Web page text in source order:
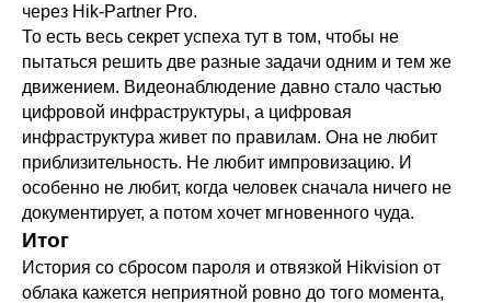
через Hik-Partner Pro.
То есть весь секрет успеха тут в том, чтобы не
пытаться решить две разные задачи одним и тем же
движением. Видеонаблюдение давно стало частью
цифровой инфраструктуры, а цифровая
инфраструктура живет по правилам. Она не любит
приблизительность. Не любит импровизацию. И
особенно не любит, когда человек сначала ничего не
документирует, а потом хочет мгновенного чуда.
Итог
История со сбросом пароля и отвязкой Hikvision от
облака кажется неприятной ровно до того момента,